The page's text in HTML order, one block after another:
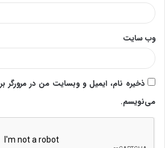
وب‌ سایت
ذخیره نام، ایمیل و وبسایت من در مرورگر
می‌نویسم.